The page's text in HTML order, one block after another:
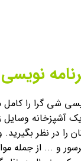
شی گرا را
آشپزخانه وسایل
را در نظر بگیرید.
و ... از جمله